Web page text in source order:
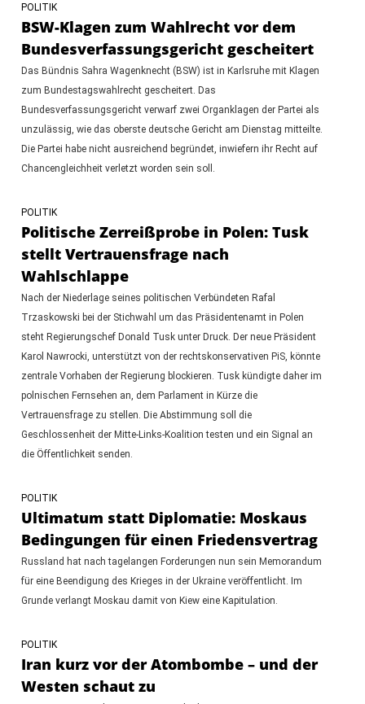
POLITIK
BSW-Klagen zum Wahlrecht vor dem
Bundesverfassungsgericht gescheitert
Das Bündnis Sahra Wagenknecht (BSW) ist in Karlsruhe mit Klagen
zum Bundestagswahlrecht gescheitert. Das
Bundesverfassungsgericht verwarf zwei Organklagen der Partei als
unzulässig, wie das oberste deutsche Gericht am Dienstag mitteilte.
Die Partei habe nicht ausreichend begründet, inwiefern ihr Recht auf
Chancengleichheit verletzt worden sein soll.
POLITIK
Politische Zerreißprobe in Polen: Tusk
stellt Vertrauensfrage nach
Wahlschlappe
Nach der Niederlage seines politischen Verbündeten Rafal
Trzaskowski bei der Stichwahl um das Präsidentenamt in Polen
steht Regierungschef Donald Tusk unter Druck. Der neue Präsident
Karol Nawrocki, unterstützt von der rechtskonservativen PiS, könnte
zentrale Vorhaben der Regierung blockieren. Tusk kündigte daher im
polnischen Fernsehen an, dem Parlament in Kürze die
Vertrauensfrage zu stellen. Die Abstimmung soll die
Geschlossenheit der Mitte-Links-Koalition testen und ein Signal an
die Öffentlichkeit senden.
POLITIK
Ultimatum statt Diplomatie: Moskaus
Bedingungen für einen Friedensvertrag
Russland hat nach tagelangen Forderungen nun sein Memorandum
für eine Beendigung des Krieges in der Ukraine veröffentlicht. Im
Grunde verlangt Moskau damit von Kiew eine Kapitulation.
POLITIK
Iran kurz vor der Atombombe – und der
Westen schaut zu